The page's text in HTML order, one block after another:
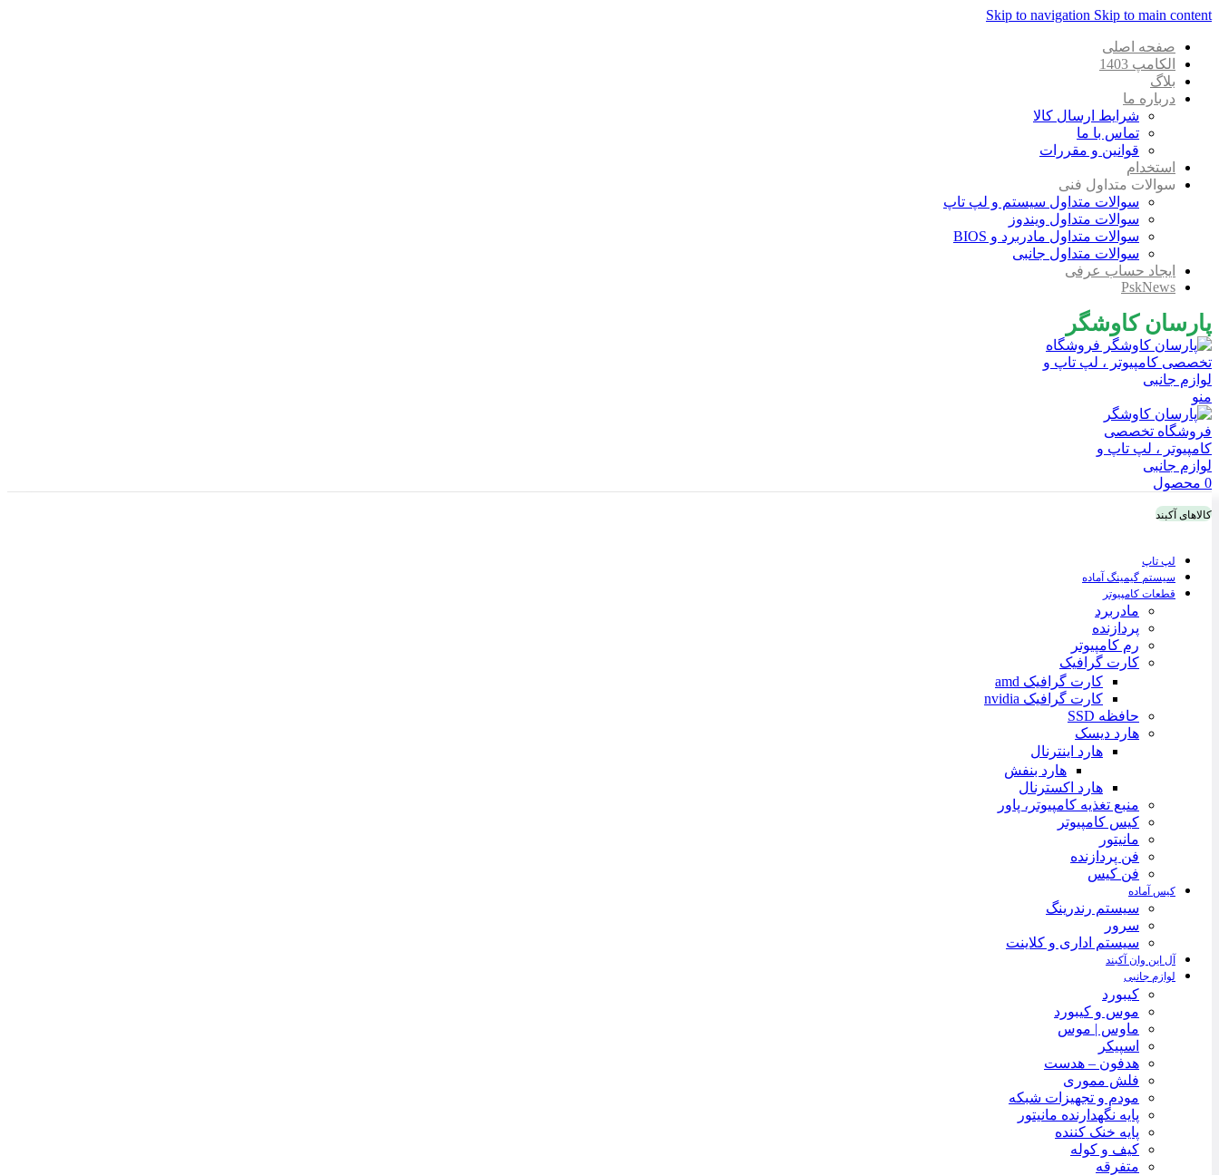
Skip to navigation Skip to main content
صفحه اصلی
الکامپ 1403
بلاگ
درباره ما
شرایط ارسال کالا
تماس با ما
قوانین و مقررات
استخدام
سوالات متداول فنی
سوالات متداول سیستم و لپ تاپ
سوالات متداول ویندوز
سوالات متداول مادربرد و BIOS
سوالات متداول جانبی
ایجاد حساب عرفی
PskNews
پارسان کاوشگر
منو
0 محصول
کالاهای آکبند
لپ تاپ
سیستم گیمینگ آماده
قطعات کامپیوتر
مادربرد
پردازنده
رم کامپیوتر
کارت گرافیک
کارت گرافیک amd
کارت گرافیک nvidia
حافظه SSD
هارد دیسک
هارد اینترنال
هارد بنفش
هارد اکسترنال
منبع تغذیه کامپیوتر، پاور
کیس کامپیوتر
مانیتور
فن پردازنده
فن کیس
کیس آماده
سیستم رندرینگ
سرور
سیستم‌ اداری و کلاینت
آل این وان آکبند
لوازم جانبی
کیبورد
موس و کیبورد
ماوس | موس
اسپیکر
هدفون – هدست
فلش مموری
مودم و تجهیزات شبکه
پایه نگهدارنده مانیتور
پایه خنک کننده
کیف و کوله
متفرقه